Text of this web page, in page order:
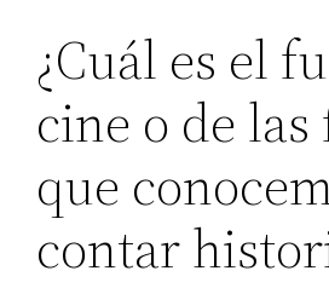
¿Cuál es el
cine o de
que
contar